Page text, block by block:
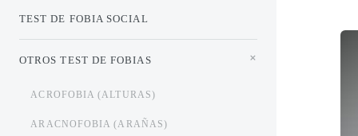
TEST DE FOBIA SOCIAL
OTROS TEST DE FOBIAS
ACROFOBIA (ALTURAS)
ARACNOFOBIA (ARAÑAS)